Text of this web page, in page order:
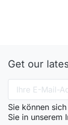
Get our
Sie können
Sie in unserem